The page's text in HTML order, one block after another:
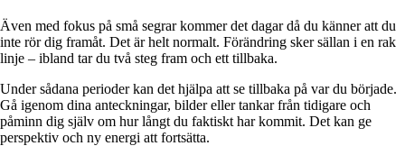
Även med fokus på små segrar kommer det dagar då du känner att du
inte rör dig framåt. Det är helt normalt. Förändring sker sällan i en rak
linje – ibland tar du två steg fram och ett tillbaka.
Under sådana perioder kan det hjälpa att se tillbaka på var du började.
Gå igenom dina anteckningar, bilder eller tankar från tidigare och
påminn dig själv om hur långt du faktiskt har kommit. Det kan ge
perspektiv och ny energi att fortsätta.